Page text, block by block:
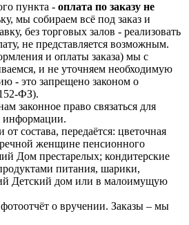
пункта - оплата по заказу не
мы собираем всё под заказ и
без торговых залов - реализовать
не представляется возможным.
и оплаты заказа) мы с
и не уточняем необходимую
- это запрещено законом о
ФЗ).
законное право связаться для
информации.
от состава, передаётся: цветочная
женщине пенсионного
Дом престарелых; кондитерские
питания, шарики,
Детский дом или в малоимущую
фотоотчёт о вручении. Заказы – мы